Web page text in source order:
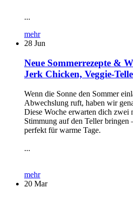
...
mehr
28 Jun
Neue Sommerrezepte &
Jerk Chicken, Veggie-
Wenn die Sonne den Sommer
Abwechslung ruft, haben wir
Diese Woche erwarten dich zwei
Stimmung auf den Teller bringen
perfekt für warme Tage.
...
mehr
20 Mar